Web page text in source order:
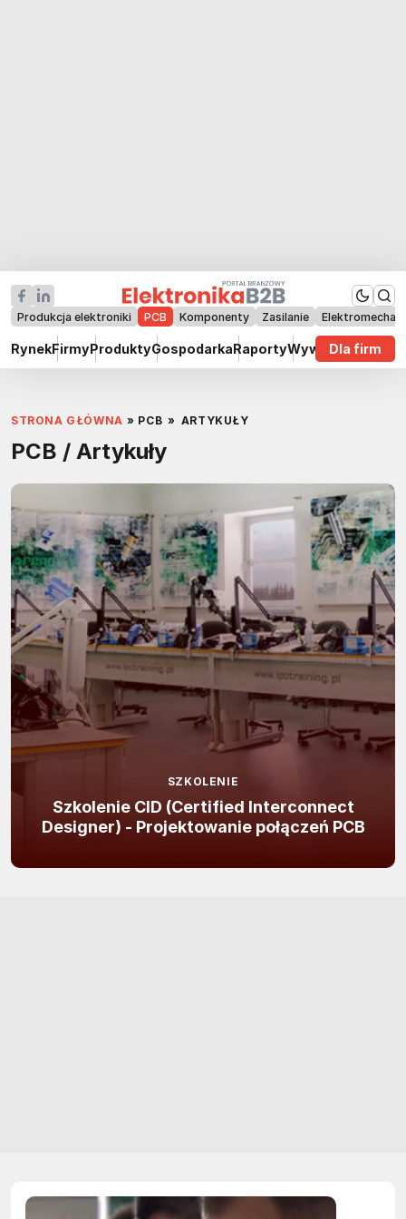
Produkcja elektroniki PCB Komponenty Zasilanie
RynekFirmyProduktyGospodarkaRaportyWywiadyDla firm
STRONA GŁÓWNA » PCB » ARTYKUŁY
PCB / Artykuły
SZKOLENIE
Szkolenie CID (Certified Interconnect
Designer) - Projektowanie połączeń PCB